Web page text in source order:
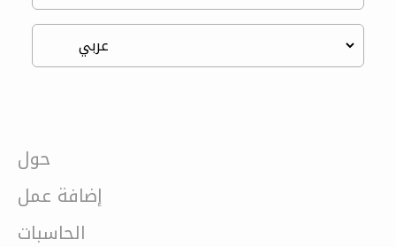
حول
إضافة عمل
الحاسبات